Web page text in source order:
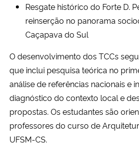
Resgate histórico do Forte D.
reinserção no panorama
Caçapava do Sul
O desenvolvimento dos TCCs
que inclui pesquisa teórica no
análise de referências nacionais e
diagnóstico do contexto local e
propostas. Os estudantes são
professores do curso de
UFSM-CS.